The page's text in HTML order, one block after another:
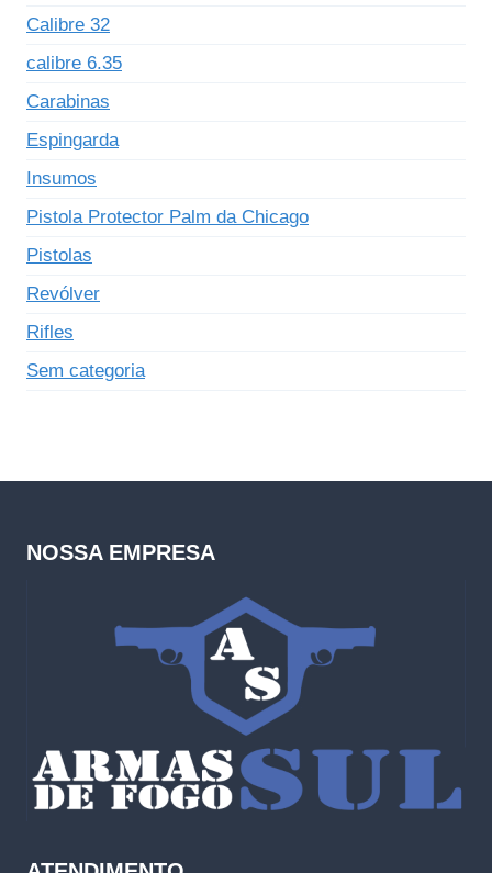
Calibre 32
calibre 6.35
Carabinas
Espingarda
Insumos
Pistola Protector Palm da Chicago
Pistolas
Revólver
Rifles
Sem categoria
NOSSA EMPRESA